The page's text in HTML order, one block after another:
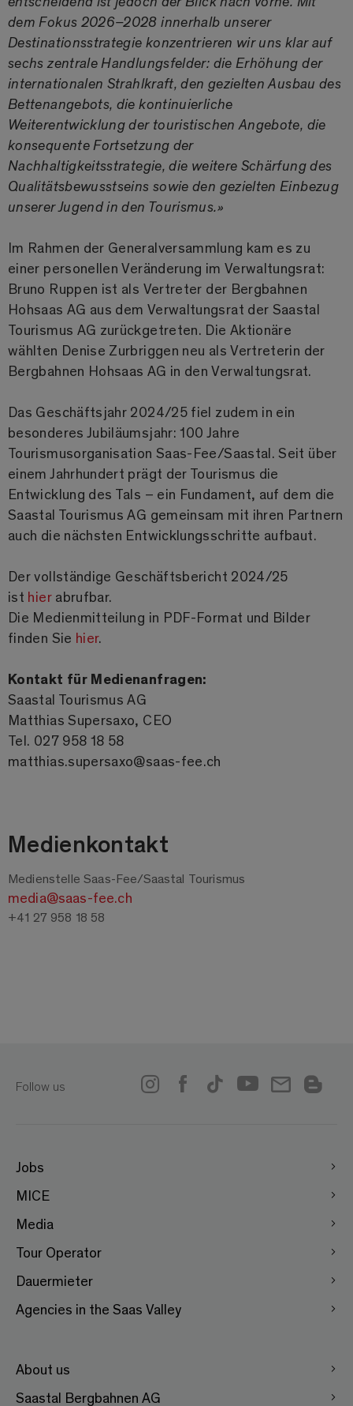
dem Fokus 2026–2028 innerhalb unserer
Destinationsstrategie konzentrieren wir uns klar auf
sechs zentrale Handlungsfelder: die Erhöhung der
internationalen Strahlkraft, den gezielten Ausbau des
Bettenangebots, die kontinuierliche
Weiterentwicklung der touristischen Angebote, die
konsequente Fortsetzung der
Nachhaltigkeitsstrategie, die weitere Schärfung des
Qualitätsbewusstseins sowie den gezielten Einbezug
unserer Jugend in den Tourismus.»
Im Rahmen der Generalversammlung kam es zu
einer personellen Veränderung im Verwaltungsrat:
Bruno Ruppen ist als Vertreter der Bergbahnen
Hohsaas AG aus dem Verwaltungsrat der Saastal
Tourismus AG zurückgetreten. Die Aktionäre
wählten Denise Zurbriggen neu als Vertreterin der
Bergbahnen Hohsaas AG in den Verwaltungsrat.
Das Geschäftsjahr 2024/25 fiel zudem in ein
besonderes Jubiläumsjahr: 100 Jahre
Tourismusorganisation Saas-Fee/Saastal. Seit über
einem Jahrhundert prägt der Tourismus die
Entwicklung des Tals – ein Fundament, auf dem die
Saastal Tourismus AG gemeinsam mit ihren Partnern
auch die nächsten Entwicklungsschritte aufbaut.
Der vollständige Geschäftsbericht 2024/25
ist hierabrufbar.
Die Medienmitteilung in PDF-Format und Bilder
finden Sie hier.
Kontakt für Medienanfragen:
Saastal Tourismus AG
Matthias Supersaxo, CEO
Tel. 027 958 18 58
matthias.supersaxo@saas-fee.ch
Medienkontakt
Medienstelle Saas-Fee/Saastal Tourismus
media@saas-fee.ch
+41 27 958 18 58
Follow us
Jobs
MICE
Media
Tour Operator
Dauermieter
Agencies in the Saas Valley
About us
Saastal Bergbahnen AG